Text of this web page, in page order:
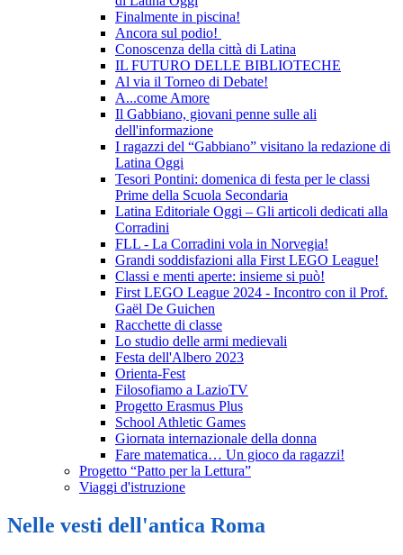
Finalmente in piscina!
Ancora sul podio!
Conoscenza della città di Latina
IL FUTURO DELLE BIBLIOTECHE
Al via il Torneo di Debate!
A...come Amore
Il Gabbiano, giovani penne sulle ali
dell'informazione
I ragazzi del “Gabbiano” visitano la redazione di
Latina Oggi
Tesori Pontini: domenica di festa per le classi
Prime della Scuola Secondaria
Latina Editoriale Oggi – Gli articoli dedicati alla
Corradini
FLL - La Corradini vola in Norvegia!
Grandi soddisfazioni alla First LEGO League!
Classi e menti aperte: insieme si può!
First LEGO League 2024 - Incontro con il Prof.
Gaël De Guichen
Racchette di classe
Lo studio delle armi medievali
Festa dell'Albero 2023
Orienta-Fest
Filosofiamo a LazioTV
Progetto Erasmus Plus
School Athletic Games
Giornata internazionale della donna
Fare matematica… Un gioco da ragazzi!
Progetto “Patto per la Lettura”
Viaggi d'istruzione
Nelle vesti dell'antica Roma